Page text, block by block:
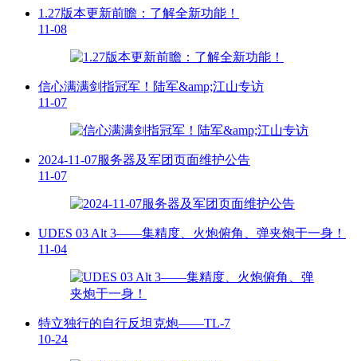
1.27版本更新前瞻：了解全新功能！
11-08
信心满满剑指冠军！陆军&amp;江山专访
11-07
2024-11-07服务器及军团页面维护公告
11-07
UDES 03 Alt 3——集精度、火炮俯角、弹夹炮于一身！
11-04
特立独行的自行反坦克炮——TL-7
10-24